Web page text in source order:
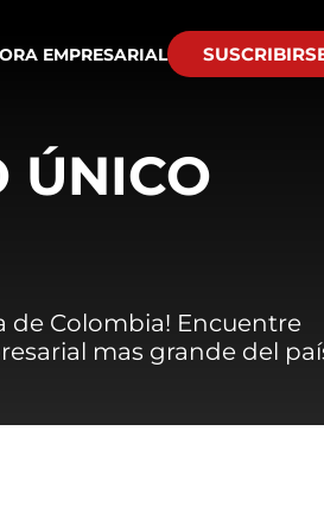
EMPRESARIAL
ÚNICO
de Colombia! Encuentre
mas grande del